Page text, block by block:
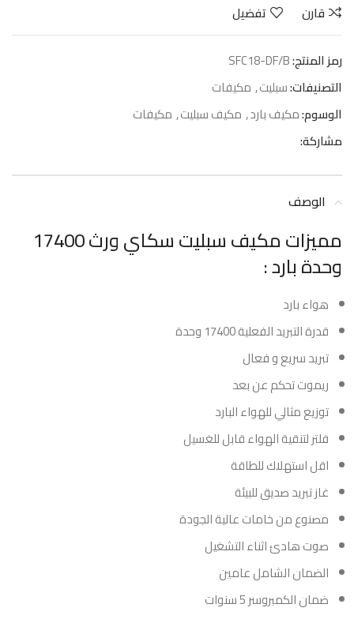
قارن
تفضيل
رمز المنتج:SFC18-DF/B
التصنيفات:سبليت, مكيفات
الوسوم:مكيف بارد, مكيف سبليت, مكيفات
مشاركة:
الوصف
مميزات مكيف سبليت سكاي ورث 17400
وحدة بارد :
هواء بارد
قدرة التبريد الفعلية 17400 وحدة
تبريد سريع و فعال
ريموت تحكم عن بعد
توزيع مثالي للهواء البارد
فلتر لتنقية الهواء قابل للغسيل
اقل استهلاك للطاقة
غاز تبريد صديق للبيئة
مصنوع من خامات عالية الجودة
صوت هادئ اثناء التشغيل
الضمان الشامل عامين
ضمان الكمبروسر 5 سنوات